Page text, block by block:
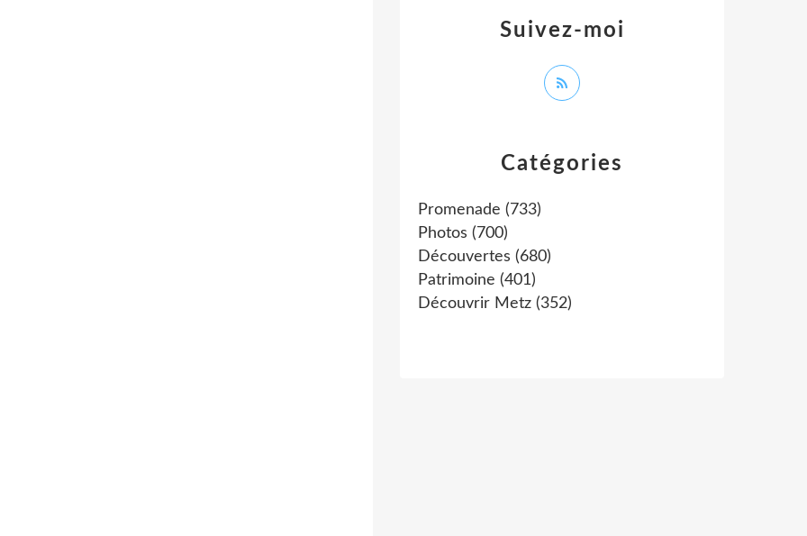
Catégories
Promenade (733)
Photos (700)
Découvertes (680)
Patrimoine (401)
Découvrir Metz (352)
Suivez-moi